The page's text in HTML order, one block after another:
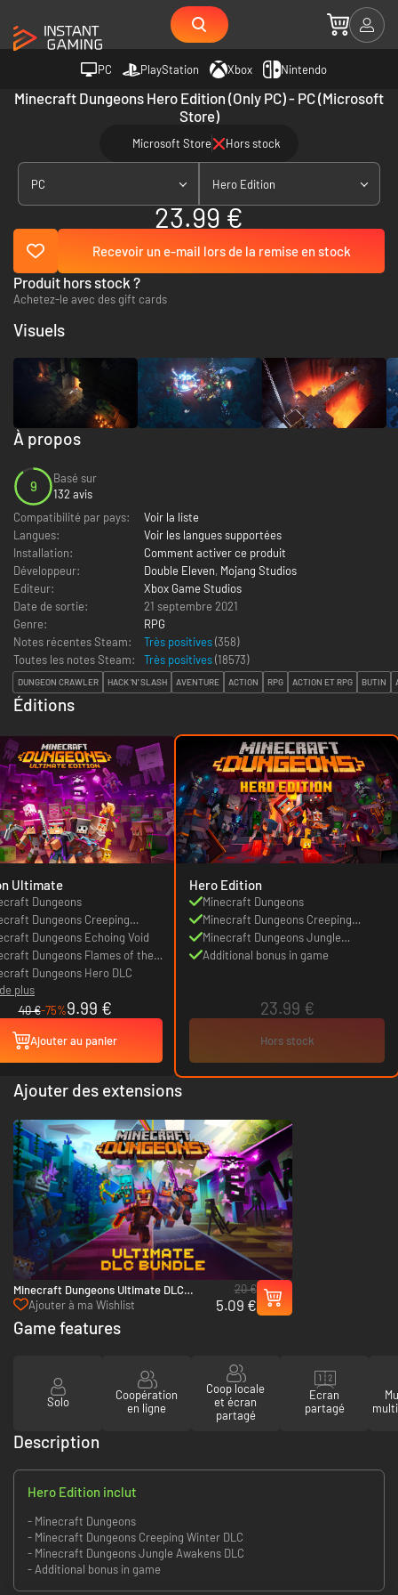
PC PlayStation Xbox Nintendo
Minecraft Dungeons Hero Edition (Only PC) - PC (Microsoft
Store)
Microsoft Store Hors stock
PC Hero Edition
23.99 €
Recevoir un e-mail lors de la remise en stock
Produit hors stock ?
Achetez-le avec des gift cards
À propos
9
Basé sur
132 avis
Compatibilité par pays:
Voir la liste
Langues:
Voir les langues supportées
Installation:
Comment activer ce produit
Développeur:
Double Eleven, Mojang Studios
Editeur:
Xbox Game Studios
Date de sortie:
21 septembre 2021
Genre:
RPG
Notes récentes Steam:
Très positives(358)
Toutes les notes Steam:
Très positives(18573)
DUNGEON CRAWLER HACK 'N' SLASH AVENTURE ACTION RPG ACTION ET RPG BUTIN
Éditions
Ultimate
Dungeons
Dungeons Creeping
Dungeons Echoing Void
Dungeons Flames of the
Dungeons Hero DLC
plus
40 €-75%9.99 €
Ajouter au panier
Hero Edition
Minecraft Dungeons
Minecraft Dungeons Creeping
Winter DLC
Minecraft Dungeons Jungle
Awakens DLC
Additional bonus in game
23.99 €
Hors stock
Ajouter des extensions
Minecraft Dungeons Ultimate DLC
Bundle (Only PC) - PC (Microsoft Store)
Ajouter à ma Wishlist
20 €
5.09 €
Visuels
Game features
Solo
Coopération
en ligne
Coop locale
et écran
partagé
Ecran
partagé
Description
Hero Edition inclut
- Minecraft Dungeons
- Minecraft Dungeons Creeping Winter DLC
- Minecraft Dungeons Jungle Awakens DLC
- Additional bonus in game